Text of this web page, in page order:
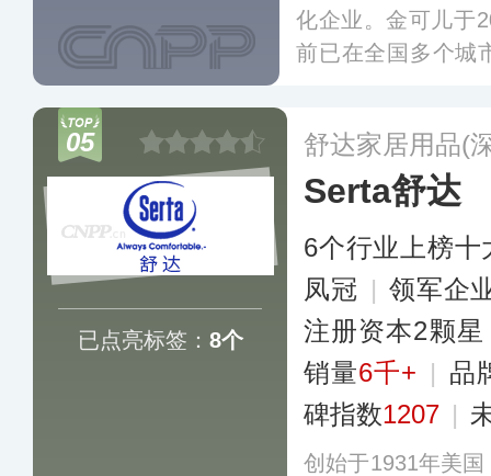
化企业。金可儿于
前已在全国多个城
名度。更多
05
已点亮标签： 8个
舒达家居用品(
Serta舒达
6个行业上榜十
凤冠 | 领军企
注册资本2颗星
销量6千+ | 品
碑指数1207 |
创始于1931年美